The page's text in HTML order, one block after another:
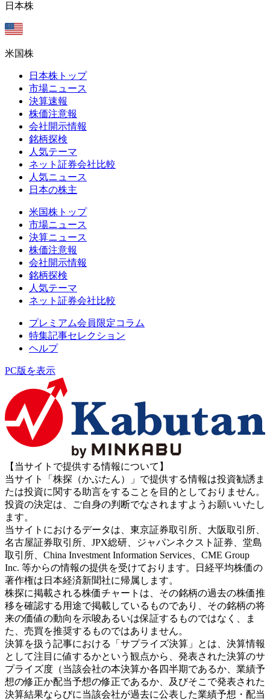
日本株
米国株
日本株トップ
市場ニュース
決算速報
株価注意報
会社開示情報
銘柄探検
人気テーマ
ネット証券会社比較
人気ニュース
日本の株主
米国株トップ
市場ニュース
決算ニュース
株価注意報
会社開示情報
銘柄探検
人気テーマ
ネット証券会社比較
プレミアム会員限定コラム
特集記事セレクション
ヘルプ
PC版を表示
【当サイトで提供する情報について】
当サイト「株探（かぶたん）」で提供する情報は投資勧誘ま
たは投資に関する助言をすることを目的としておりません。
投資の決定は、ご自身の判断でなされますようお願いいたし
ます。
当サイトにおけるデータは、東京証券取引所、大阪取引所、
名古屋証券取引所、JPX総研、ジャパンネクスト証券、堂島
取引所、China Investment Information Services、CME Group
Inc. 等からの情報の提供を受けております。日経平均株価の
著作権は日本経済新聞社に帰属します。
株探に掲載される株価チャートは、その銘柄の過去の株価推
移を確認する用途で掲載しているものであり、その銘柄の将
来の価値の動向を示唆あるいは保証するものではなく、ま
た、売買を推奨するものではありません。
決算を扱う記事における「サプライズ決算」とは、決算情報
として注目に値するかという観点から、発表された決算のサ
プライズ度（当該会社の本決算か各四半期であるか、業績予
想の修正か配当予想の修正であるか、及びそこで発表された
決算結果ならびに当該会社が過去に公表した業績予想・配当